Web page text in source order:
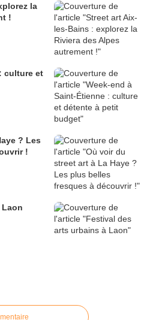
la
!
culture et
? Les
!